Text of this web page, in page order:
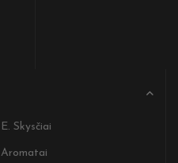
E. Skysčiai
Aromatai